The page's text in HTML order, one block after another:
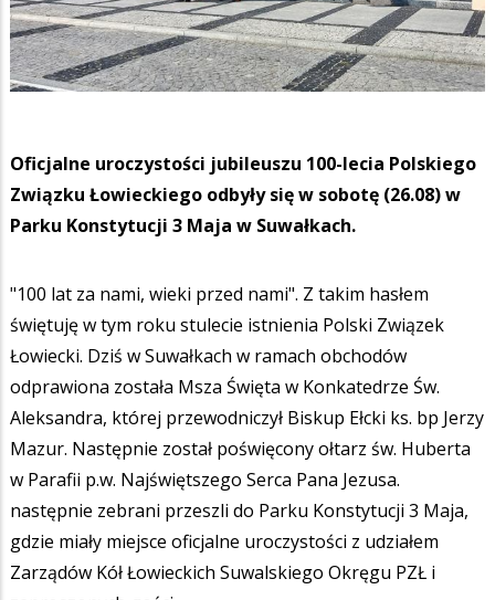
Oficjalne uroczystości jubileuszu 100-lecia Polskiego
Związku Łowieckiego odbyły się w sobotę (26.08) w
Parku Konstytucji 3 Maja w Suwałkach.
"100 lat za nami, wieki przed nami". Z takim hasłem
świętuję w tym roku stulecie istnienia Polski Związek
Łowiecki. Dziś w Suwałkach w ramach obchodów
odprawiona została Msza Święta w Konkatedrze Św.
Aleksandra, której przewodniczył Biskup Ełcki ks. bp Jerzy
Mazur. Następnie został poświęcony ołtarz św. Huberta
w Parafii p.w. Najświętszego Serca Pana Jezusa.
następnie zebrani przeszli do Parku Konstytucji 3 Maja,
gdzie miały miejsce oficjalne uroczystości z udziałem
Zarządów Kół Łowieckich Suwalskiego Okręgu PZŁ i